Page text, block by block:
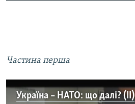
Частина перша
Україна – НАТО: що далі? (ІI)